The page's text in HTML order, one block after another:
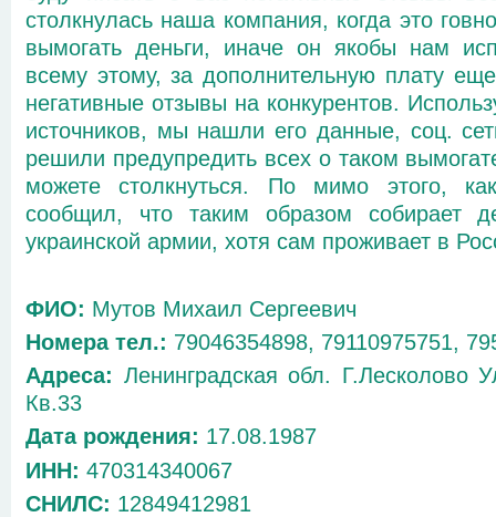
столкнулась наша компания, когда это
вымогать деньги, иначе он якобы нам
всему этому, за дополнительную плату
негативные отзывы на конкурентов.
источников, мы нашли его данные, соц.
решили предупредить всех о таком
можете столкнуться. По мимо этого,
сообщил, что таким образом собирает
украинской армии, хотя сам проживает в
ФИО: Мутов Михаил Сергеевич
Номера тел.: 79046354898, 79110975751,
Адреса: Ленинградская обл. Г.Лесколово
Кв.33
Дата рождения: 17.08.1987
ИНН: 470314340067
СНИЛС: 12849412981